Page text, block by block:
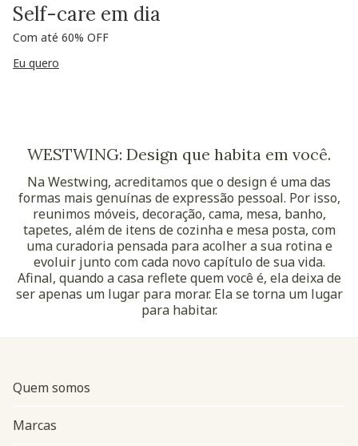
Self-care em dia
Com até 60% OFF
Eu quero
WESTWING: Design que habita em você.
Na Westwing, acreditamos que o design é uma das
formas mais genuínas de expressão pessoal. Por isso,
reunimos móveis, decoração, cama, mesa, banho,
tapetes, além de itens de cozinha e mesa posta, com
uma curadoria pensada para acolher a sua rotina e
evoluir junto com cada novo capítulo de sua vida.
Afinal, quando a casa reflete quem você é, ela deixa de
ser apenas um lugar para morar. Ela se torna um lugar
para habitar.
Quem somos
Marcas